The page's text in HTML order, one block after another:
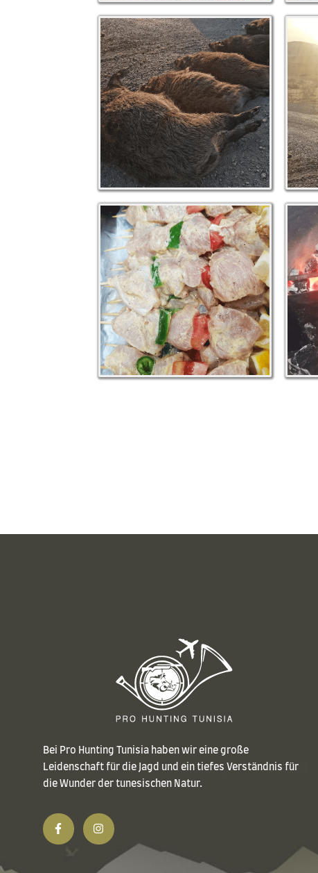
Bei Pro Hunting Tunisia haben wir eine große
Leidenschaft für die Jagd und ein tiefes Verständnis für
die Wunder der tunesischen Natur.